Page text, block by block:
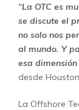
“La OTC es
se discute el
no solo nos
al mundo. Y
esa
desde
La Offshore